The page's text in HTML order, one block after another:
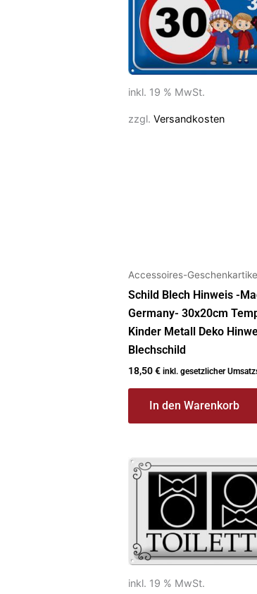
inkl. 19 % MwSt.
zzgl. Versandkosten
Accessoires-
Schild Blech Hinweis -
Germany- 30x20cm
Kinder Metall Deko
Blechschild
18,50€ inkl. gesetzlicher
In den Warenkorb
inkl. 19 % MwSt.